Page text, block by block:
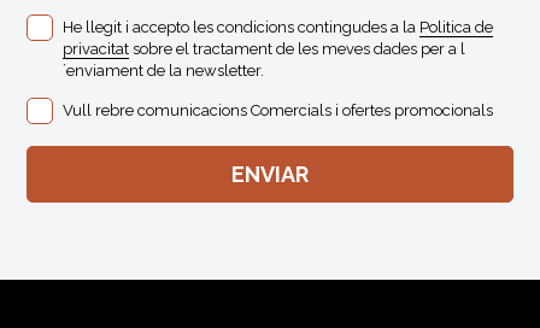
He llegit i accepto les condicions contingudes a la Politica de
privacitat sobre el tractament de les meves dades per a l
´enviament de la newsletter.
Vull rebre comunicacions Comercials i ofertes promocionals